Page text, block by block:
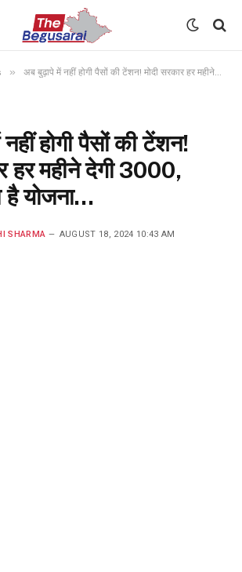
» अब बुढ़ापे में नहीं होगी पैसों की टेंशन! मोदी सरकार हर महीने देगी ₹3000, जानिए- क्या है योजना…
होगी पैसों की टेंशन!
हर महीने देगी ₹3000,
है योजना…
SHARMA AUGUST 18, 2024 10:43 AM